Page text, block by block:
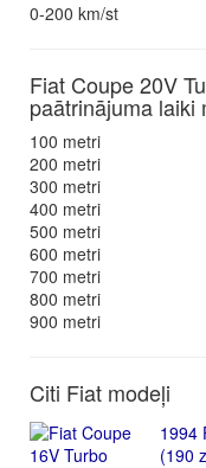
0-200 km/st
Fiat Coupe 20V
paātrinājuma laiki
100 metri
200 metri
300 metri
400 metri
500 metri
600 metri
700 metri
800 metri
900 metri
Citi Fiat modeļi
1994
(190